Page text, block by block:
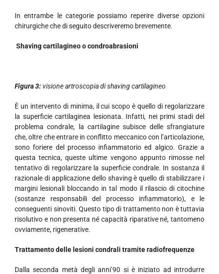
In entrambe le categorie possiamo reperire diverse opzioni
chirurgiche che di seguito descriveremo brevemente.
Shaving cartilagineo o condroabrasioni
Figura 3:visione artroscopia di shaving cartilagineo
È un intervento di minima, il cui scopo è quello di regolarizzare
la superficie cartilaginea lesionata. Infatti, nei primi stadi del
problema condrale, la cartilagine subisce delle sfrangiature
che, oltre che entrare in conflitto meccanico con l’articolazione,
sono foriere del processo infiammatorio ed algico. Grazie a
questa tecnica, queste ultime vengono appunto rimosse nel
tentativo di regolarizzare la superficie condrale. In sostanza il
razionale di applicazione dello shaving è quello di stabilizzare i
margini lesionali bloccando in tal modo il rilascio di citochine
(sostanze responsabili del processo infiammatorio), e le
conseguenti sinoviti. Questo tipo di trattamento non è tuttavia
risolutivo e non presenta né capacità riparative né, tantomeno
ovviamente, rigenerative.
Trattamento delle lesioni condrali tramite radiofrequenze
Dalla seconda metà degli anni’90 si è iniziato ad introdurre